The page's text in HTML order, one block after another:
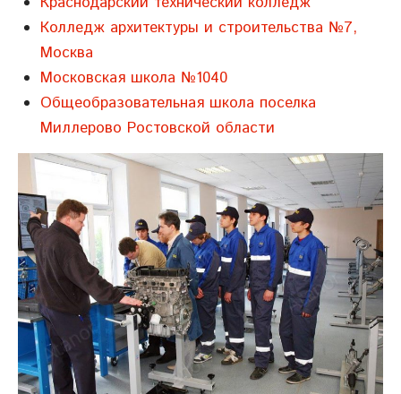
Колледж архитектуры и строительства №7,
Москва
Московская школа №1040
Общеобразовательная школа поселка
Миллерово Ростовской области